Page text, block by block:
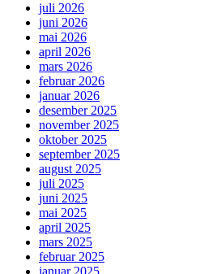
juli 2026
juni 2026
mai 2026
april 2026
mars 2026
februar 2026
januar 2026
desember 2025
november 2025
oktober 2025
september 2025
august 2025
juli 2025
juni 2025
mai 2025
april 2025
mars 2025
februar 2025